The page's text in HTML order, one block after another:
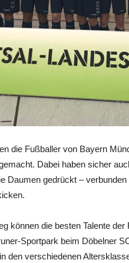
die Fußballer von Bayern
Dabei haben sicher
Daumen gedrückt –
können die besten Talente der
Sportpark beim Döbelner
den verschiedenen